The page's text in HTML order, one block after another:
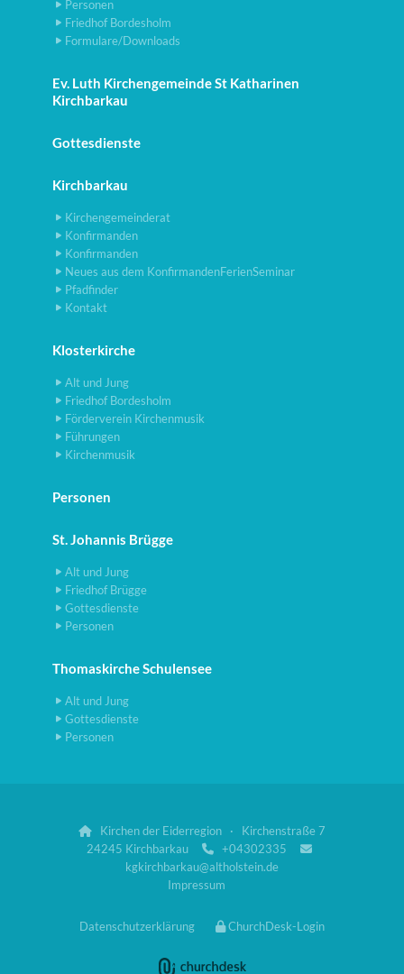
Personen
Friedhof Bordesholm
Formulare/Downloads
Ev. Luth Kirchengemeinde St Katharinen
Kirchbarkau
Gottesdienste
Kirchbarkau
Kirchengemeinderat
Konfirmanden
Konfirmanden
Neues aus dem KonfirmandenFerienSeminar
Pfadfinder
Kontakt
Klosterkirche
Alt und Jung
Friedhof Bordesholm
Förderverein Kirchenmusik
Führungen
Kirchenmusik
Personen
St. Johannis Brügge
Alt und Jung
Friedhof Brügge
Gottesdienste
Personen
Thomaskirche Schulensee
Alt und Jung
Gottesdienste
Personen

Kirchen der Eiderregion · Kirchenstraße 7
24245 Kirchbarkau
 +04302335 
kgkirchbarkau@altholstein.de
Impressum
Datenschutzerklärung ChurchDesk-Login